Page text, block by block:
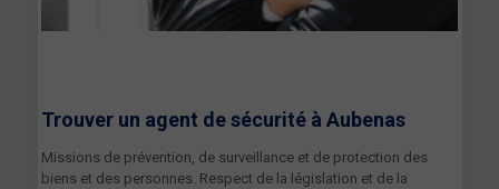
Trouver un agent de sécurité àAubenas
Missions de prévention, de surveillance et de protection des
biens et des personnes. Respect de la législation et de la